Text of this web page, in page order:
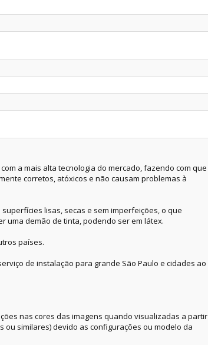
a mais alta tecnologia do mercado, fazendo com que
corretos, atóxicos e não causam problemas à
lisas, secas e sem imperfeições, o que
uma demão de tinta, podendo ser em látex.
países.
de instalação para grande São Paulo e cidades ao
nas cores das imagens quando visualizadas a partir
similares) devido as configurações ou modelo da